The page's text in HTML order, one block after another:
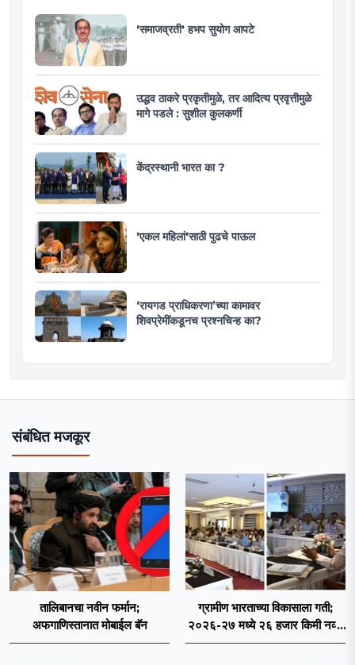
'समाजव्रती' हभप सुयोग आपटे
उद्धव ठाकरे प्रकृतीमुळे, तर आदित्य प्रवृत्तीमुळे
मागे पडले : सुशील कुलकर्णी
केंद्रस्थानी भारत का ?
'एकल महिलां'साठी पुढचे पाऊल
‘रायगड प्राधिकरणा’च्या कामावर
शिवप्रेमींकडूनच प्रश्नचिन्ह का?
संबंधित मजकूर
तालिबानचा नवीन फर्मान;
अफगाणिस्तानात मोबाईल बॅन
ग्रामीण भारताच्या विकासाला गती;
२०२६-२७ मध्ये २६ हजार किमी नव्या
रस्त्यांचे लक्ष्य!